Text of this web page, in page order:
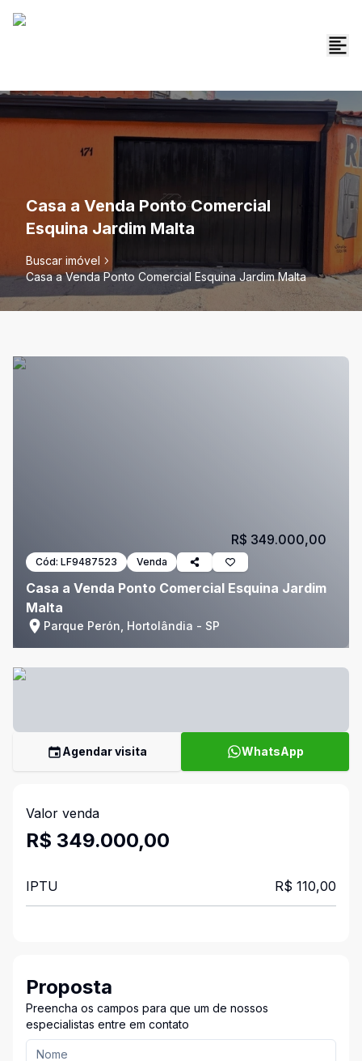
Casa a Venda Ponto Comercial
Esquina Jardim Malta
Buscar imóvel
Casa a Venda Ponto Comercial Esquina Jardim Malta
Cód: LF9487523 Venda
Casa a Venda Ponto Comercial Esquina Jardim
Malta
Parque Perón, Hortolândia - SP
R$ 349.000,00
Agendar visita WhatsApp
Valor venda
R$ 349.000,00
IPTU R$ 110,00
Proposta
Preencha os campos para que um de nossos
especialistas entre em contato